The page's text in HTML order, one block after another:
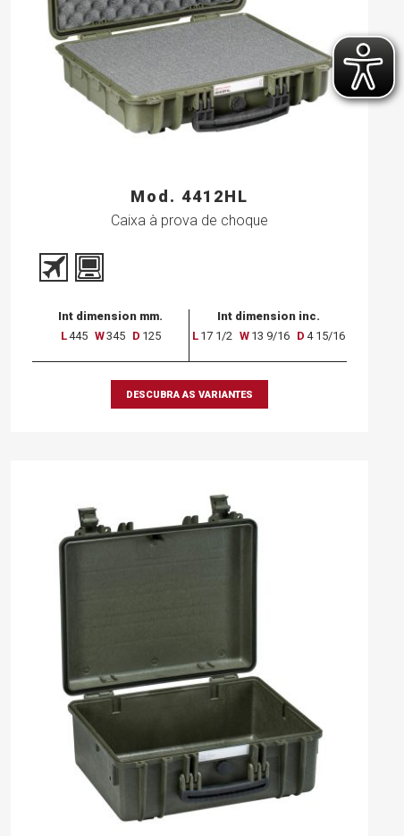
Mod. 4412HL
Caixa à prova de choque
Int dimension mm.
L445 W345 D 125
Int dimension inc.
L 17 1/2 W 13 9/16 D 4 15/16
DESCUBRA AS VARIANTES